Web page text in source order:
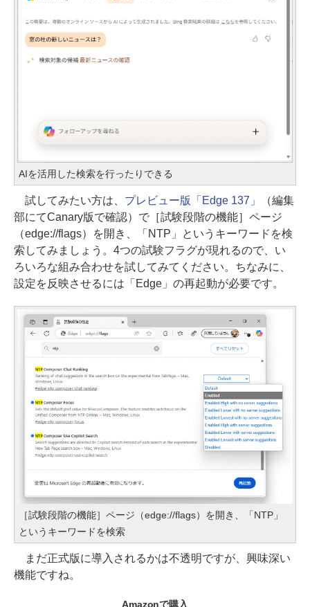
AIを活用した検索を行ったりできる
試してみたい方は、 プレビュー版「Edge 137」
（編集
部にてCanary版で確認）で［試験段階の機能］ページ
（edge://flags）を開き、「NTP」というキーワードを検
索してみましょう。4つの試験フラグが現れるので、い
ろいろな組み合わせを試してみてください。ちなみに、
設定を反映させるには「Edge」の再起動が必要です。
［試験段階の機能］ページ（edge://flags）を開き、「NTP」
というキーワードを検索
まだ正式版に導入されるかは不透明ですが、興味深い
機能ですね。
Amazonで購入